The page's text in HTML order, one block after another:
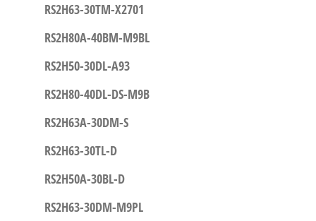
RS2H63-30TM-X2701
RS2H80A-40BM-M9BL
RS2H50-30DL-A93
RS2H80-40DL-DS-M9B
RS2H63A-30DM-S
RS2H63-30TL-D
RS2H50A-30BL-D
RS2H63-30DM-M9PL